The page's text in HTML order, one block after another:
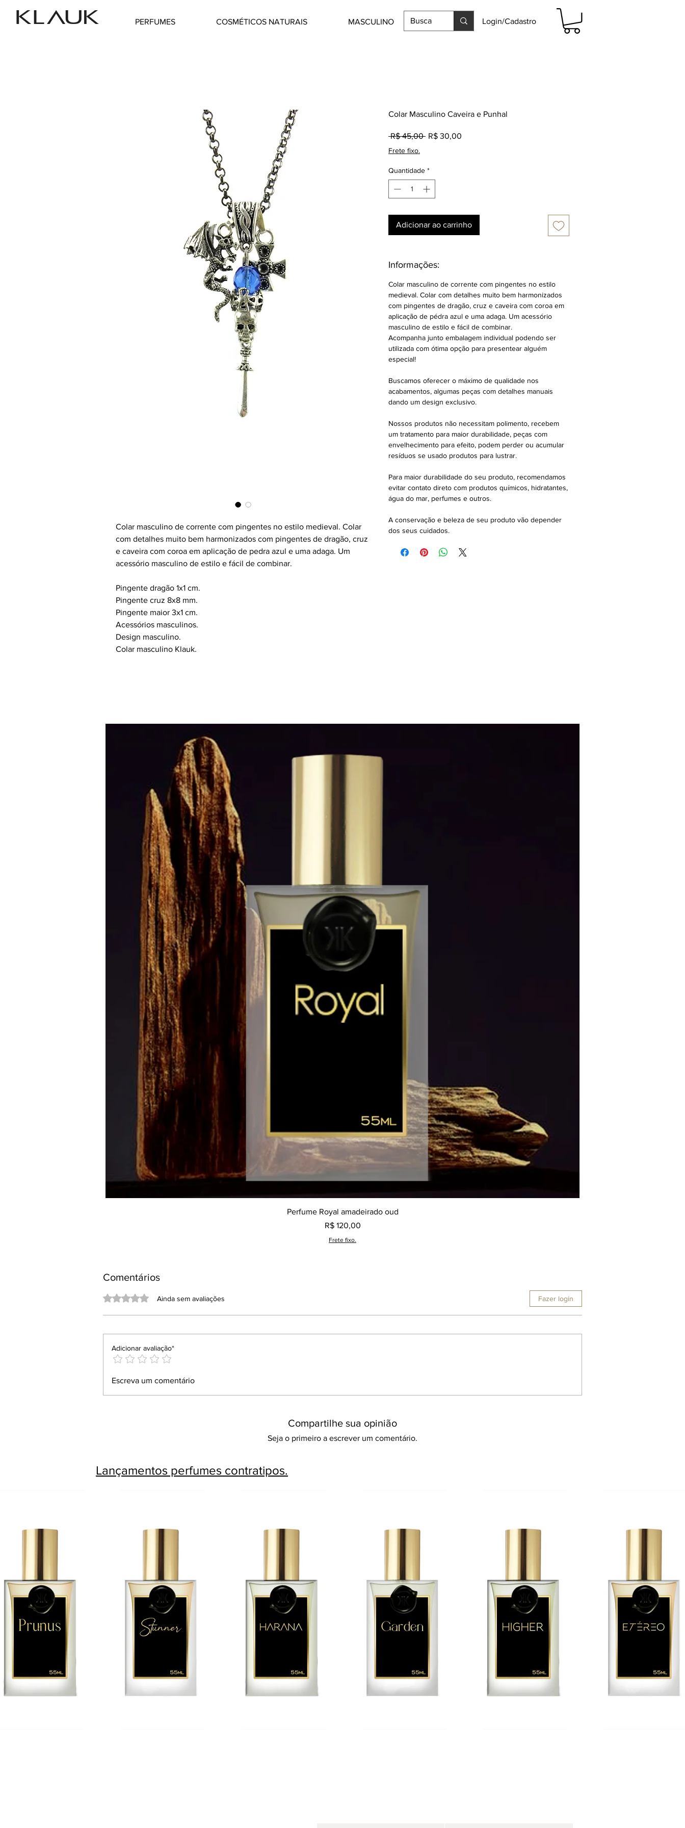
PERFUMES COSMÉTICOS NATURAIS MASCULINO Login/Cadastro
Colar masculino de corrente com pingentes no estilo medieval. Colar
com detalhes muito bem harmonizados com pingentes de dragão, cruz
e caveira com coroa em aplicação de pedra azul e uma adaga. Um
acessório masculino de estilo e fácil de combinar.
Pingente dragão 1x1 cm.
Pingente cruz 8x8 mm.
Pingente maior 3x1 cm.
Acessórios masculinos.
Design masculino.
Colar masculino Klauk.
Colar Masculino Caveira e Punhal
R$ 45,00 Preço
R$ 30,00
Frete fixo.
Quantidade *
Adicionar ao carrinho
Informações:
Colar masculino de corrente com pingentes no estilo
medieval. Colar com detalhes muito bem harmonizados
com pingentes de dragão, cruz e caveira com coroa em
aplicação de pédra azul e uma adaga. Um acessório
masculino de estilo e fácil de combinar.
Acompanha junto embalagem individual podendo ser
utilizada com ótima opção para presentear alguém
especial!
Buscamos oferecer o máximo de qualidade nos
acabamentos, algumas peças com detalhes manuais
dando um design exclusivo.
Nossos produtos não necessitam polimento, recebem
um tratamento para maior durabilidade, peças com
envelhecimento para efeito, podem perder ou acumular
resíduos se usado produtos para lustrar.
Para maior durabilidade do seu produto, recomendamos
evitar contato direto com produtos químicos, hidratantes,
água do mar, perfumes e outros.
A conservação e beleza de seu produto vão depender
dos seus cuidados.
Visualização rápida
Perfume Royal amadeirado oud
Preço
R$ 120,00
Frete fixo.
Comentários
Fazer login
Avaliado com 0 de 5 estrelas.Ainda sem avaliações
Adicionar avaliação*
Escreva um comentário
Compartilhe sua opinião
Seja o primeiro a escrever um comentário.
Lançamentos perfumes contratipos.